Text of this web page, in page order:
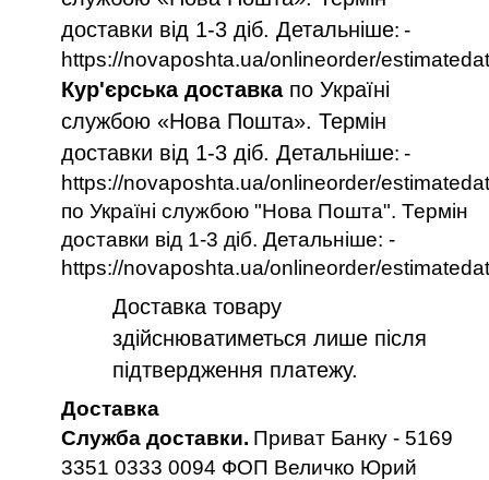
доставки від 1-3 діб. Детальніше: -
https://novaposhta.ua/onlineorder/
Кур'єрська доставка по Україні
службою «Нова Пошта». Термін
доставки від 1-3 діб. Детальніше: -
https://novaposhta.ua/onlineorder/
по Україні службою "Нова Пошта". Термін
доставки від 1-3 діб. Детальніше: -
https://novaposhta.ua/onlineorder/
Доставка товару
здійснюватиметься лише після
підтвердження платежу.
Доставка
Служба доставки. Приват Банку - 5169
3351 0333 0094 ФОП Величко Юрий